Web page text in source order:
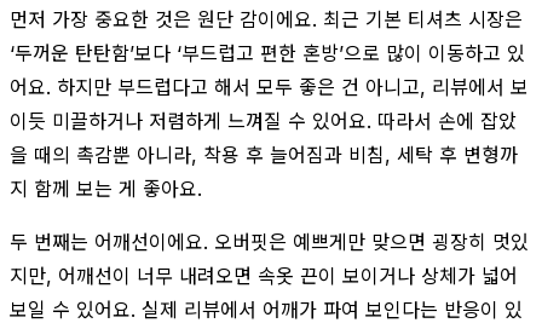
먼저 가장 중요한 것은 원단 감이에요. 최근 기본 티셔츠 시장은
‘두꺼운 탄탄함’보다 ‘부드럽고 편한 혼방’으로 많이 이동하고 있
어요. 하지만 부드럽다고 해서 모두 좋은 건 아니고, 리뷰에서 보
이듯 미끌하거나 저렴하게 느껴질 수 있어요. 따라서 손에 잡았
을 때의 촉감뿐 아니라, 착용 후 늘어짐과 비침, 세탁 후 변형까
지 함께 보는 게 좋아요.
두 번째는 어깨선이에요. 오버핏은 예쁘게만 맞으면 굉장히 멋있
지만, 어깨선이 너무 내려오면 속옷 끈이 보이거나 상체가 넓어
보일 수 있어요. 실제 리뷰에서 어깨가 파여 보인다는 반응이 있